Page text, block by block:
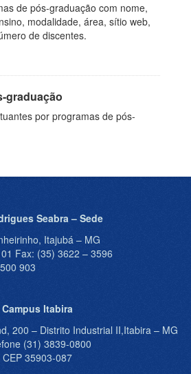
de pós-graduação com nome,
modalidade, área, sítio web,
de discentes.
graduação
por programas de pós-
Seabra – Sede
Itajubá – MG
Fax: (35) 3622 – 3596
903
Campus Itabira
200 – Distrito Industrial II,Itabira – MG
(31) 3839-0800
CEP 35903-087